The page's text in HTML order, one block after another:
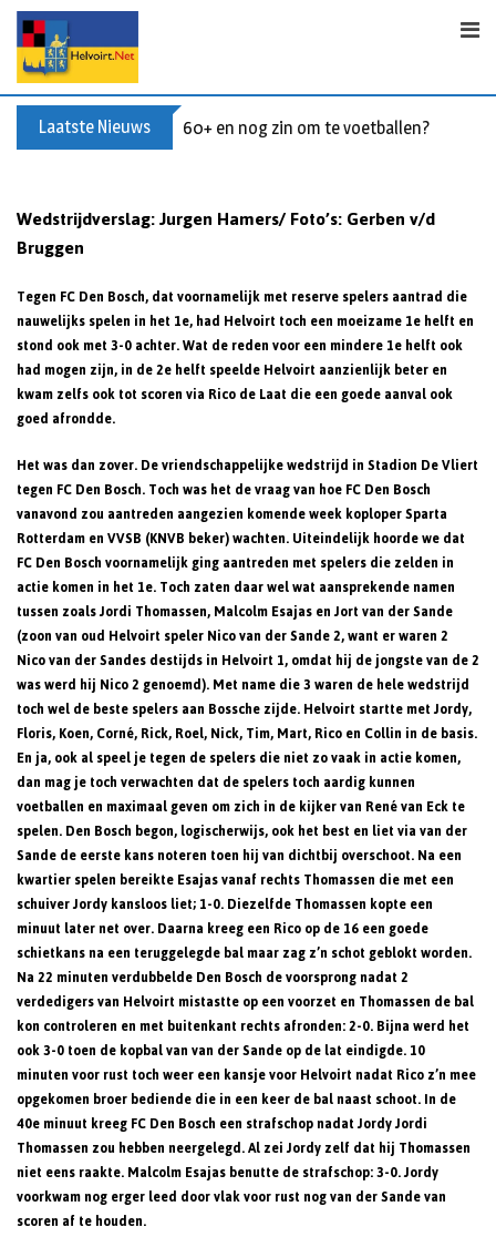
p
Laatste Nieuws 60+ en nog zin om te voetballen? Kom
Wedstrijdverslag: Jurgen Hamers/ Foto’s: Gerben v/d
Bruggen
Tegen FC Den Bosch, dat voornamelijk met reserve spelers aantrad die
nauwelijks spelen in het 1e, had Helvoirt toch een moeizame 1e helft en
stond ook met 3-0 achter. Wat de reden voor een mindere 1e helft ook
had mogen zijn, in de 2e helft speelde Helvoirt aanzienlijk beter en
kwam zelfs ook tot scoren via Rico de Laat die een goede aanval ook
goed afrondde.
Het was dan zover. De vriendschappelijke wedstrijd in Stadion De Vliert
tegen FC Den Bosch. Toch was het de vraag van hoe FC Den Bosch
vanavond zou aantreden aangezien komende week koploper Sparta
Rotterdam en VVSB (KNVB beker) wachten. Uiteindelijk hoorde we dat
FC Den Bosch voornamelijk ging aantreden met spelers die zelden in
actie komen in het 1e. Toch zaten daar wel wat aansprekende namen
tussen zoals Jordi Thomassen, Malcolm Esajas en Jort van der Sande
(zoon van oud Helvoirt speler Nico van der Sande 2, want er waren 2
Nico van der Sandes destijds in Helvoirt 1, omdat hij de jongste van de 2
was werd hij Nico 2 genoemd). Met name die 3 waren de hele wedstrijd
toch wel de beste spelers aan Bossche zijde. Helvoirt startte met Jordy,
Floris, Koen, Corné, Rick, Roel, Nick, Tim, Mart, Rico en Collin in de basis.
En ja, ook al speel je tegen de spelers die niet zo vaak in actie komen,
dan mag je toch verwachten dat de spelers toch aardig kunnen
voetballen en maximaal geven om zich in de kijker van René van Eck te
spelen. Den Bosch begon, logischerwijs, ook het best en liet via van der
Sande de eerste kans noteren toen hij van dichtbij overschoot. Na een
kwartier spelen bereikte Esajas vanaf rechts Thomassen die met een
schuiver Jordy kansloos liet; 1-0. Diezelfde Thomassen kopte een
minuut later net over. Daarna kreeg een Rico op de 16 een goede
schietkans na een teruggelegde bal maar zag z’n schot geblokt worden.
Na 22 minuten verdubbelde Den Bosch de voorsprong nadat 2
verdedigers van Helvoirt mistastte op een voorzet en Thomassen de bal
kon controleren en met buitenkant rechts afronden: 2-0. Bijna werd het
ook 3-0 toen de kopbal van van der Sande op de lat eindigde. 10
minuten voor rust toch weer een kansje voor Helvoirt nadat Rico z’n mee
opgekomen broer bediende die in een keer de bal naast schoot. In de
40e minuut kreeg FC Den Bosch een strafschop nadat Jordy Jordi
Thomassen zou hebben neergelegd. Al zei Jordy zelf dat hij Thomassen
niet eens raakte. Malcolm Esajas benutte de strafschop: 3-0. Jordy
voorkwam nog erger leed door vlak voor rust nog van der Sande van
scoren af te houden.